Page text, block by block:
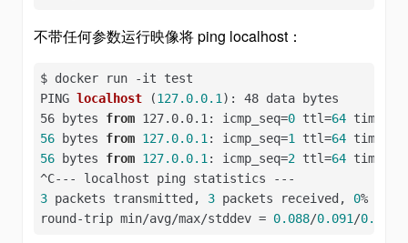
不带任何参数运行映像将 ping localhost：
$ docker run -it test
PING localhost (127.0.0.1): 48 data bytes
56 bytes from 127.0.0.1: icmp_seq=0 ttl=64 time=
56 bytes from 127.0.0.1: icmp_seq=1 ttl=64 time=
56 bytes from 127.0.0.1: icmp_seq=2 ttl=64 time=
3 packets transmitted, 3 packets received, 0%
round-trip min/avg/max/stddev = 0.088/0.091/0.096